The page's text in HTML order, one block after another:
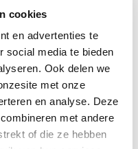
cookies
en advertenties te
social media te bieden
Ook delen we
met onze
en analyse. Deze
met andere
of die ze hebben
de hulpvraag is
PDF - 84.27 KB